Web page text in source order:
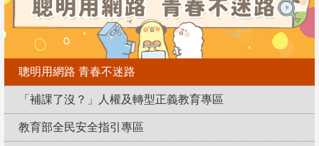
聰明用網路 青春不迷路
「補課了沒？」人權及轉型正義教育專區
教育部全民安全指引專區